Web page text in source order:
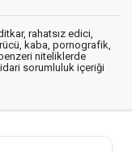
rahatsız edici,
kaba, pornografik,
niteliklerde
sorumluluk içeriği